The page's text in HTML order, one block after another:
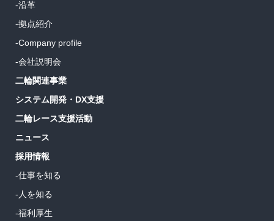
-沿革
-拠点紹介
-Company profile
-会社説明会
二輪関連事業
システム開発・DX支援
二輪レース支援活動
ニュース
採用情報
-仕事を知る
-人を知る
-福利厚生